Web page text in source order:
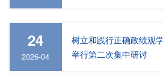
24
2026-04
树立和践行正确政绩观
举行第二次集中研讨